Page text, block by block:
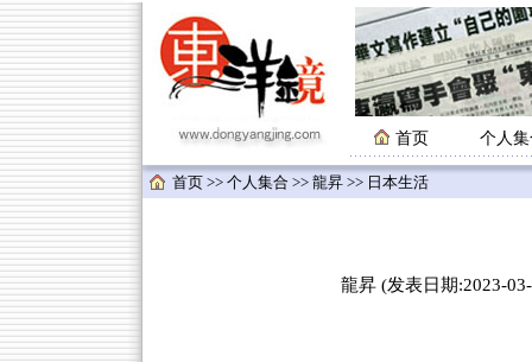
首页 个人
首页 >> 个人集合 >> 龍昇 >> 日本生活
龍昇 (发表日期:2023-